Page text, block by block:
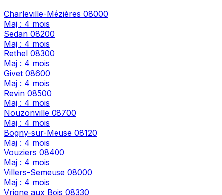
Charleville-Mézières 08000
Maj : 4 mois
Sedan 08200
Maj : 4 mois
Rethel 08300
Maj : 4 mois
Givet 08600
Maj : 4 mois
Revin 08500
Maj : 4 mois
Nouzonville 08700
Maj : 4 mois
Bogny-sur-Meuse 08120
Maj : 4 mois
Vouziers 08400
Maj : 4 mois
Villers-Semeuse 08000
Maj : 4 mois
Vrigne aux Bois 08330